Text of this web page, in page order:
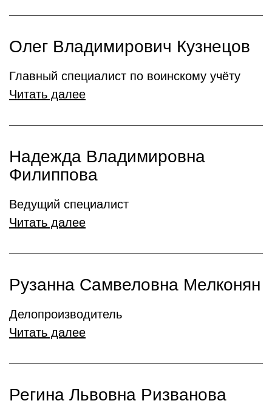
Олег Владимирович Кузнецов
Главный специалист по воинскому учёту
Читать далее
Надежда Владимировна
Филиппова
Ведущий специалист
Читать далее
Рузанна Самвеловна Мелконян
Делопроизводитель
Читать далее
Регина Львовна Ризванова